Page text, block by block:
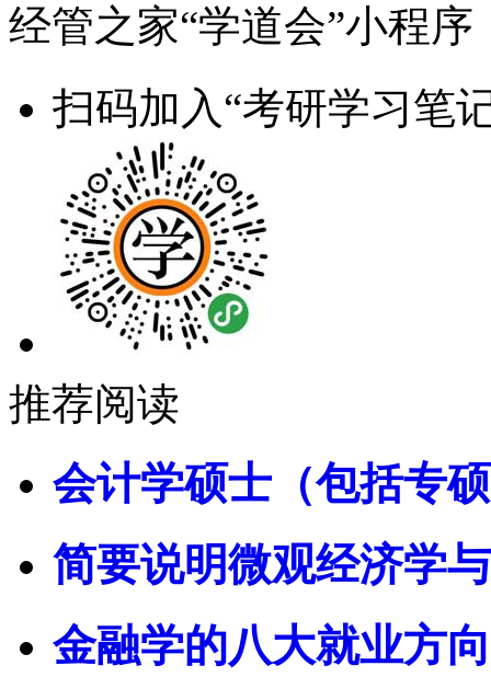
经管之家“学道会”小程序
扫码加入“考研学习笔
推荐阅读
会计学硕士（包括专
简要说明微观经济学
金融学的八大就业方